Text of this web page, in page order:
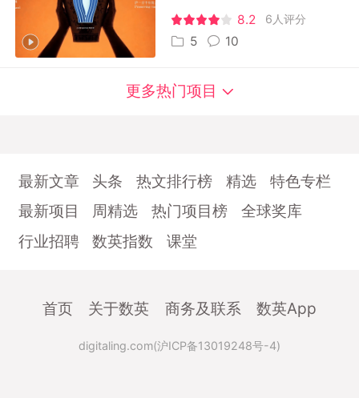
8.2 6人评分
5 10
更多热门项目
最新文章 头条 热文排行榜 精选
特色专栏
最新项目
周精选 热门项目榜
全球奖库
行业招聘
数英指数 课堂
首页 关于数英 商务及联系 数英App
digitaling.com(沪ICP备13019248号-4)